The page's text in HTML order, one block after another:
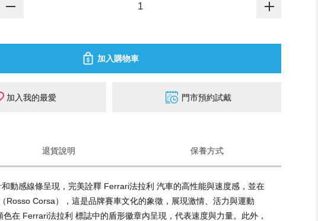
加入購物車
加入我的最愛 門市預約試戴
退貨說明 保養方式
動感線條呈現，完美詮釋 Ferrari法拉利 汽車的高性能與速度感，並在
Corsa），這是品牌賽車文化的象徵，展現激情、活力與運動
在 Ferrari法拉利 標誌中的盾形徽章內呈現，代表速度與力量。此外，